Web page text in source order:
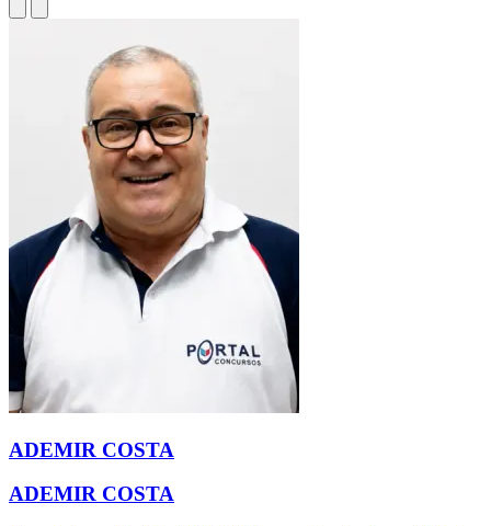
ADEMIR COSTA
ADEMIR COSTA